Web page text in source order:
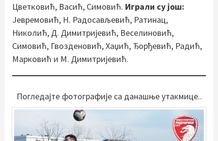
Цветковић, Васић, Симовић. Играли су још:
Јевремовић, Н. Радосављевић, Ратинац,
Николић, Д. Димитријевић, Веселиновић,
Симовић, Гвозденовић, Хаџић, Ђорђевић, Радић,
Марковић и М. Димитријевић.
Погледајте фотографије са данашње утакмице..